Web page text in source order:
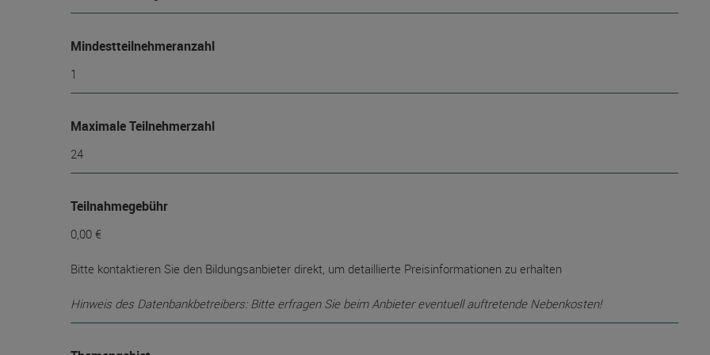
Mindest­teilnehmer­anzahl
1
Maximale Teilnehmerzahl
24
Teilnahmegebühr
0,00 €
Bitte kontaktieren Sie den Bildungsanbieter direkt, um detaillierte Preisinformationen zu erhalten
Hinweis des Datenbankbetreibers: Bitte erfragen Sie beim Anbieter eventuell auftretende Nebenkosten!